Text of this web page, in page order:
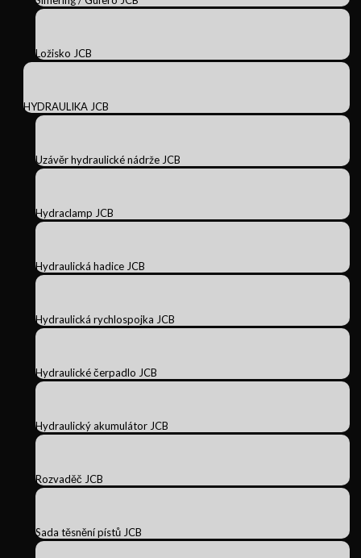
Ložisko JCB
HYDRAULIKA JCB
Uzávěr hydraulické nádrže JCB
Hydraclamp JCB
Hydraulická hadice JCB
Hydraulická rychlospojka JCB
Hydraulické čerpadlo JCB
Hydraulický akumulátor JCB
Rozvaděč JCB
Sada těsnění pístů JCB